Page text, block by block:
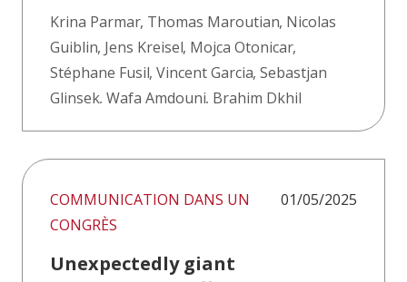
Krina Parmar, Thomas Maroutian, Nicolas
Guiblin, Jens Kreisel, Mojca Otonicar,
Stéphane Fusil, Vincent Garcia, Sebastjan
Glinsek, Wafa Amdouni, Brahim Dkhil
COMMUNICATION DANS UN
CONGRÈS
01/05/2025
Unexpectedly giant